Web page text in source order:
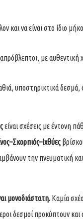
και να είναι στο ίδιο
με αυθεντική
υποστηρικτικά
είναι σχέσεις με έντονη
την πνευματική
μονοδιάστατη. Καμία
δεσμοί προκύπτουν και